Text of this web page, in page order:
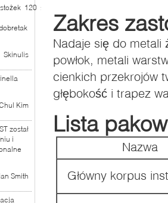
120 stopni).
Kim
został
i
Smith
Zakres
Nadaje się do metali
powłok, metali
cienkich przekrojów
głębokość i trapez
Lista
Nazwa
Główny korpus